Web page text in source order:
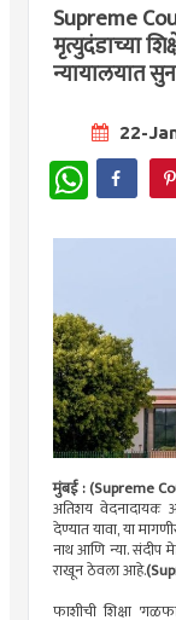
Supreme
मृत्युदंडाच्या
न्यायालयात
22-
WhatsApp
मुंबई : (Supreme
अतिशय वेदनादायक
देण्यात यावा, या
नाथ आणि न्या. संदीप
राखून ठेवला आहे.
फाशीची शिक्षा